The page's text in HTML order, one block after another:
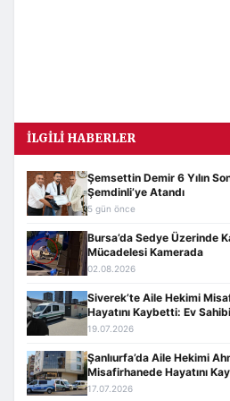
İLGILI HABERLER
Şemsettin Demir 6 Yılın
Şemdinli’ye Atandı
5 gün önce
Bursa’da Sedye Üzerinde
Mücadelesi Kamerada
02.08.2026
Siverek’te Aile Hekimi
Hayatını Kaybetti: Ev
19.07.2026
Şanlıurfa’da Aile Hekimi
Misafirhanede Hayatını
17.07.2026